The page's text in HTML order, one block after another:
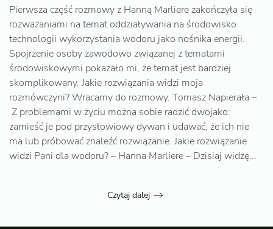
Pierwsza część rozmowy z Hanną Marliere zakończyła się
rozważaniami na temat oddziaływania na środowisko
technologii wykorzystania wodoru jako nośnika energii.
Spojrzenie osoby zawodowo związanej z tematami
środowiskowymi pokazało mi, że temat jest bardziej
skomplikowany. Jakie rozwiązania widzi moja
rozmówczyni? Wracamy do rozmowy. Tomasz Napierała –
Z problemami w życiu można sobie radzić dwojako:
zamieść je pod przysłowiowy dywan i udawać, że ich nie
ma lub próbować znaleźć rozwiązanie. Jakie rozwiązanie
widzi Pani dla wodoru? – Hanna Marliere – Dzisiaj widzę...
Czytaj dalej